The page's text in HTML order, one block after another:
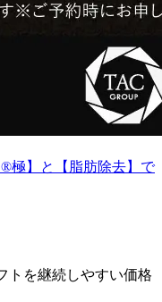
トを継続しやすい価格